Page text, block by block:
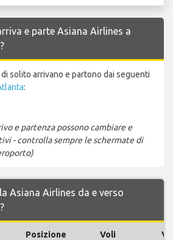
e parte Asiana Airlines a
solito arrivano e partono dai seguenti
:
e partenza possono cambiare e
- controlla sempre le schermate di
Asiana Airlines da e verso
Posizione
Voli